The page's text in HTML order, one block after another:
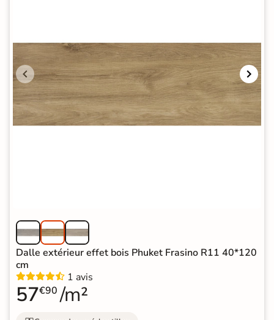
Dalle extérieur effet bois Phuket Frasino R11 40*120
cm
1 avis
57€90 /m²